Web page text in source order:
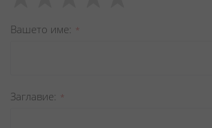
star
stars
stars
stars
stars
Вашето име
Заглавиe